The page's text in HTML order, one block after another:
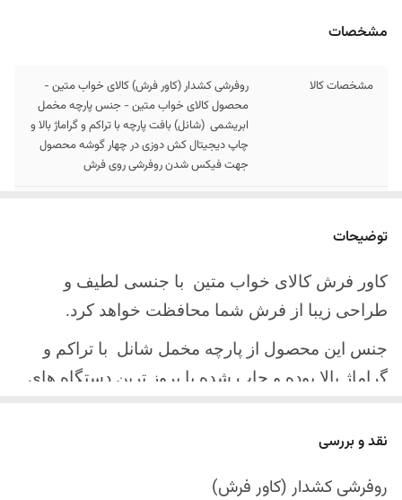
مشخصات
مشخصات کالا
روفرشی کشدار (کاور فرش) کالای خواب متین -
محصول کالای خواب متین - جنس پارچه مخمل
ابریشمی (شانل) بافت پارچه با تراکم و گراماژ بالا و
چاپ دیجیتال کش دوزی در چهار گوشه محصول
جهت فیکس شدن روفرشی روی فرش
ارسال کالا
آینده
توضیحات
کاور فرش کالای خواب متین با جنسی لطیف و
طراحی زیبا از فرش شما محافظت خواهد کرد.
جنس این محصول از پارچه مخمل شانل با تراکم و
گراماژ بالا بوده و چاپ شده با بروز ترین دستگاه های
چهار گوشه این محصول با کش باکیفیت دوخته‌شده
نقد و بررسی
روفرشی کشدار (کاور فرش)